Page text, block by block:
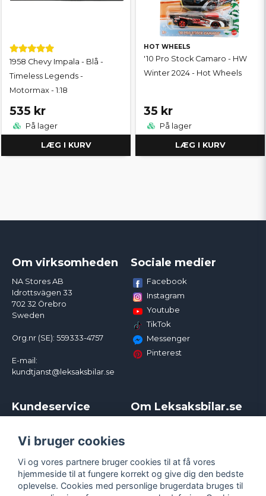
1958 Chevy Impala - Blå -
Timeless Legends -
Motormax - 1:18
535 kr
På lager
LÆG I KURV
HOT WHEELS
'10 Pro Stock Camaro - HW
Winter 2024 - Hot Wheels
35 kr
På lager
LÆG I KURV
Om virksomheden
NA Stores AB
Idrottsvägen 33
702 32 Örebro
Sweden
Org.nr (SE): 559333-4757
E-mail:
kundtjanst@leksaksbilar.se
Sociale medier
Facebook
Instagram
Youtube
TikTok
Messenger
Pinterest
Kundeservice
Kampagner og rabatter
Reklamation
Policy chase cars
Returnera
Logga in
Om Leksaksbilar.se
Handelsbetingelser
Persondatapolitik
Cookies
Vi bruger cookies
Vi og vores partnere bruger cookies til at få vores
hjemmeside til at fungere korrekt og give dig den bedste
oplevelse. Cookies med personlige brugerdata bruges til